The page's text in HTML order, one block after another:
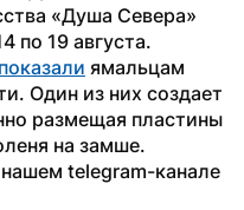
«Душа Севера»
по 19 августа.
показали ямальцам
Один из них создает
размещая пластины
на замше.
telegram-канале